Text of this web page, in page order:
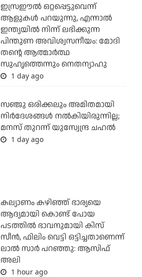
ഇസ്രഈല്‍ ഒറ്റപ്പെട്ടുവെന്ന്
ആളുകള്‍ പറയുന്നു, എന്നാല്‍
ഇന്ത്യയില്‍ നിന്ന് ലഭിക്കുന്ന
പിന്തുണ അവിശ്വസനീയം: മോദി
തന്റെ ആത്മാര്‍ത്ഥ
സുഹൃത്തെന്നും നെതന്യാഹു
1 day ago
സഞ്ജു ഒരിക്കലും അമിതമായി
നിര്‍ദേശങ്ങള്‍ നല്‍കിയിരുന്നില്ല;
മനസ് തുറന്ന് യുസ്വേന്ദ്ര ചഹല്‍
1 day ago
കല്യാണം കഴിഞ്ഞ് ഭാര്യയെ
ആദ്യമായി കൊണ്ട് പോയ
പടത്തില്‍ ഭാവനുമായി കിസ്
സീന്‍, ഫിലിം വെട്ടി ഒട്ടിച്ചതാണെന്ന്
ലാല്‍ സാര്‍ പറഞ്ഞു: ആസിഫ്
അലി
1 hour ago